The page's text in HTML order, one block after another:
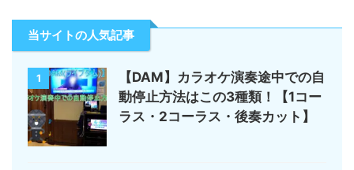
当サイトの人気記事
1
【DAM】カラオケ演奏途中での自
動停止方法はこの3種類！【1コー
ラス・2コーラス・後奏カット】